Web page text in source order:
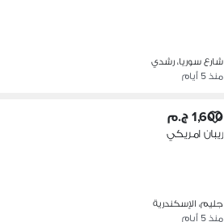
شارع سوريا، رشدي
منذ 5 أيام
1,600 ج.م
ريبان امريكي
جليم، الإسكندرية
منذ 5 أيام